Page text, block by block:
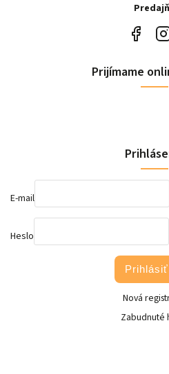
Prijímame
E-mail
Heslo
Nová
Zabudnuté